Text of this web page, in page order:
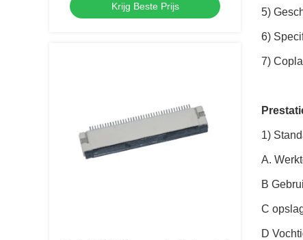
Krijg Beste Prijs
5)
6)
7)
1)
A.
B
C
D